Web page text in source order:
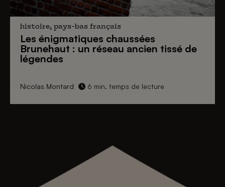
histoire, pays-bas français
Les énigmatiques chaussées
Brunehaut : un réseau ancien tissé de
légendes
Nicolas Montard 6 min. temps de lecture